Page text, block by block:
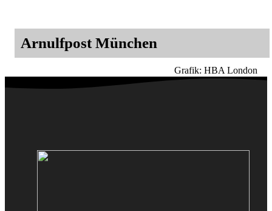
Grafik: HBA London
Arnulfpost München